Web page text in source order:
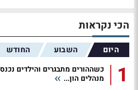
הכי נקראות
היום השבוע החודש
1
כשההורים מתבגרים והילדים
מנהלים הון...